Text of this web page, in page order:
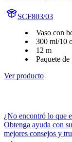
SCF803/03
Vaso con
300 ml/10
12 m
Paquete de
Ver producto
¿No encontró lo que
Obtenga ayuda con
mejores consejos y